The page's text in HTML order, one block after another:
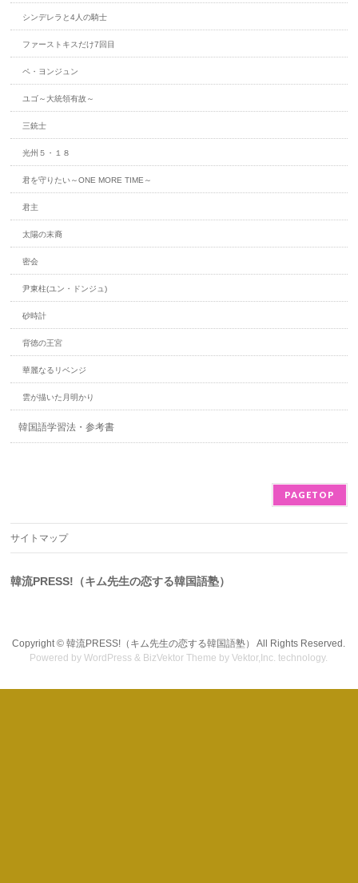
シンデレラと4人の騎士
ファーストキスだけ7回目
ペ・ヨンジュン
ユゴ～大統領有故～
三銃士
光州５・１８
君を守りたい～ONE MORE TIME～
君主
太陽の末裔
密会
尹東柱(ユン・ドンジュ)
砂時計
背徳の王宮
華麗なるリベンジ
雲が描いた月明かり
韓国語学習法・参考書
PAGETOP
サイトマップ
韓流PRESS!（キム先生の恋する韓国語塾）
Copyright ©韓流PRESS!（キム先生の恋する韓国語塾）
All Rights Reserved.
Powered byWordPress & BizVektor Theme by Vektor,Inc. technology.